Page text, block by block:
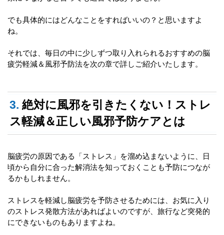
でも具体的にはどんなことをすればいいの？と思いますよ
ね。
それでは、毎日の中に少しずつ取り入れられるおすすめの脳
疲労軽減＆風邪予防法を次の章で詳しご紹介いたします。
3. 絶対に風邪を引きたくない！ストレ
ス軽減＆正しい風邪予防ケアとは
脳疲労の原因である「ストレス」を溜め込まないように、日
頃から自分に合った解消法を知っておくことも予防につなが
るかもしれません。
ストレスを軽減し脳疲労を予防させるためには、お気に入り
のストレス発散方法があればよいのですが、旅行など突発的
にできないものもありますよね。